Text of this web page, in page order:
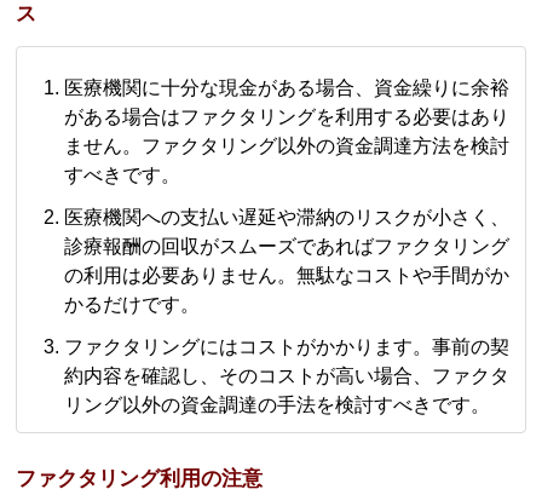
ス
医療機関に十分な現金がある場合、資金繰りに余裕
がある場合はファクタリングを利用する必要はあり
ません。ファクタリング以外の資金調達方法を検討
すべきです。
医療機関への支払い遅延や滞納のリスクが小さく、
診療報酬の回収がスムーズであればファクタリング
の利用は必要ありません。無駄なコストや手間がか
かるだけです。
ファクタリングにはコストがかかります。事前の契
約内容を確認し、そのコストが高い場合、ファクタ
リング以外の資金調達の手法を検討すべきです。
ファクタリング利用の注意